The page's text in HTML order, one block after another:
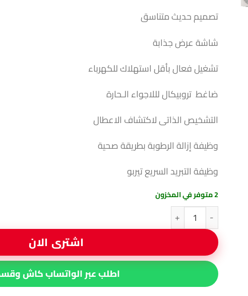
تصميم حديث متناسق
شاشة عرض جذابة
تشغيل فعال بأقل استهلاك للكهرباء
ضاغط تروبيكال لللاجواء الـحارة
التشخيص الذاتى لاكتشاف الاعطال
وظيفة إزالة الرطوبة بطريقة صحية
وظيفة التبريد السريع تيربو
2 متوفر في المخزون
كمية تكييف ميديا اكستريم 2.25 حصان بارد فقط
اشترى الان
اطلب عبر الواتساب كاش